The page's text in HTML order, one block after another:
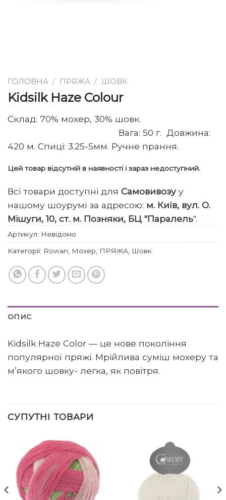
ГОЛОВНА / ПРЯЖА / ШОВК
Kidsilk Haze Colour
Склад: 70% мохер, 30% шовк.
Вага: 50 г. Довжина:
420 м. Спиці: 3.25-5мм. Ручне прання.
Цей товар відсутній в наявності і зараз недоступний.
Всі товари доступні для Самовивозуу
нашому шоурумі за адресою: м. Київ, вул. О.
Мішуги, 10, ст. м. Позняки, БЦ "Паралель".
Артикул: Невідомо
Категорії: Rowan Мохер ПРЯЖА Шовк
ОПИС
Kidsilk Haze Color — це нове покоління
популярної пряжі. Мрійлива суміш мохеру та
м’якого шовку- легка, як повітря.
СУПУТНІ ТОВАРИ